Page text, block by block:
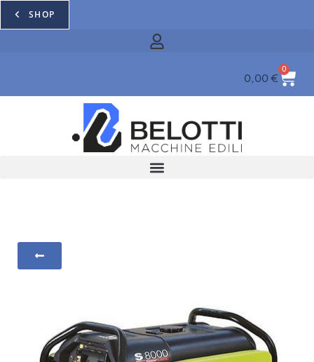
SHOP
0,00€
0